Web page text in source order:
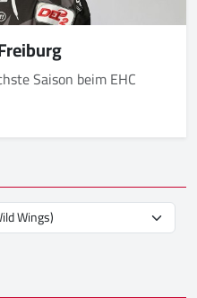
Saison beim EHC